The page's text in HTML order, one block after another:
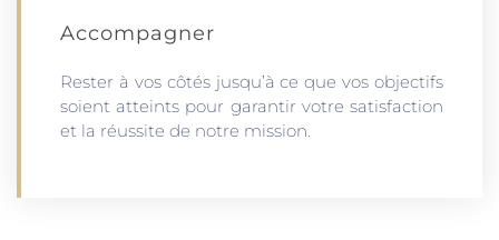
Accompagner
Rester à vos côtés jusqu’à ce que vos objectifs
soient atteints pour garantir votre satisfaction
et la réussite de notre mission.